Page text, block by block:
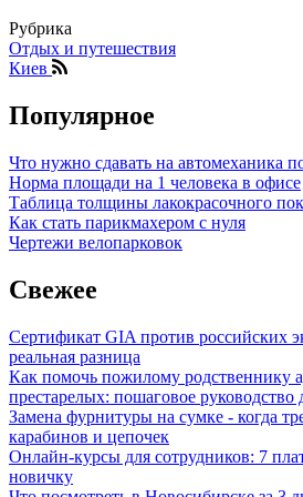
Рубрика
Отдых и путешествия
Киев
Популярное
Что нужно сдавать на автомеханика
Норма площади на 1 человека в офисе
Таблица толщины лакокрасочного
Как стать парикмахером с нуля
Чертежи велопарковок
Свежее
Сертификат GIA против российских
реальная разница
Как помочь пожилому родственнику
престарелых: пошаговое руководство
Замена фурнитуры на сумке - когда
карабинов и цепочек
Онлайн-курсы для сотрудников: 7
новичку